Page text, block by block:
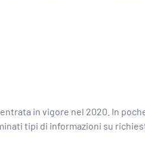
in vigore nel 2020. In
tipi di informazioni su